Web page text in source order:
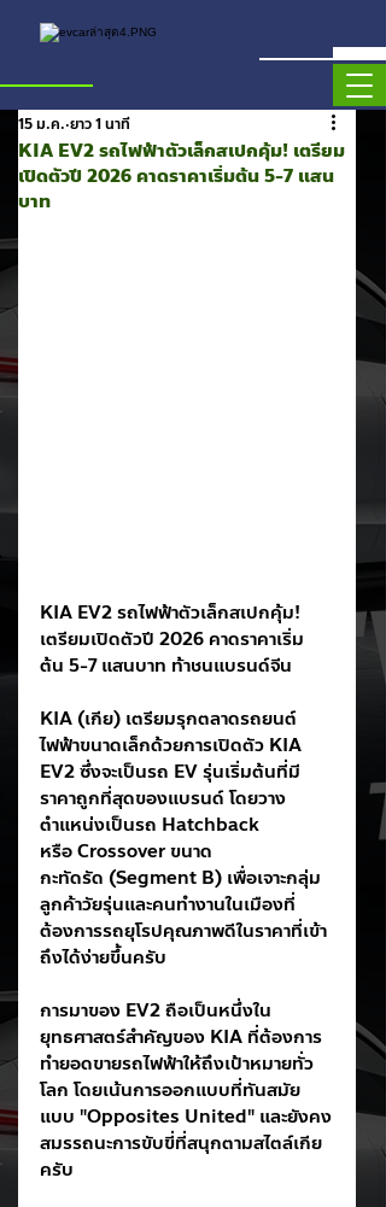
KIA EV2 รถไฟฟ้าตัวเล็กสเปกคุ้ม! เตรียม
เปิดตัวปี 2026 คาดราคาเริ่มต้น 5-7 แสน
บาท
15 ม.ค. ยาว 1 นาที
KIA EV2 รถไฟฟ้าตัวเล็กสเปกคุ้ม!
เตรียมเปิดตัวปี 2026 คาดราคาเริ่ม
ต้น 5-7 แสนบาท ท้าชนแบรนด์จีน
KIA (เกีย) เตรียมรุกตลาดรถยนต์
ไฟฟ้าขนาดเล็กด้วยการเปิดตัว KIA
EV2 ซึ่งจะเป็นรถ EV รุ่นเริ่มต้นที่มี
ราคาถูกที่สุดของแบรนด์ โดยวาง
ตำแหน่งเป็นรถ Hatchback
หรือ Crossover ขนาด
กะทัดรัด (Segment B) เพื่อเจาะกลุ่ม
ลูกค้าวัยรุ่นและคนทำงานในเมืองที่
ต้องการรถยุโรปคุณภาพดีในราคาที่เข้า
ถึงได้ง่ายขึ้นครับ
การมาของ EV2 ถือเป็นหนึ่งใน
ยุทธศาสตร์สำคัญของ KIA ที่ต้องการ
ทำยอดขายรถไฟฟ้าให้ถึงเป้าหมายทั่ว
โลก โดยเน้นการออกแบบที่ทันสมัย
แบบ "Opposites United" และยังคง
สมรรถนะการขับขี่ที่สนุกตามสไตล์เกีย
ครับ